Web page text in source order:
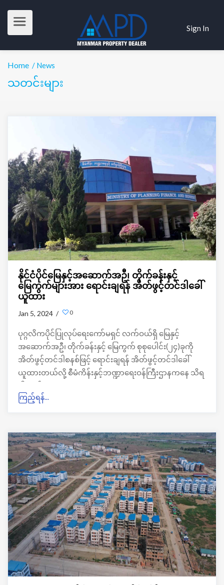
Sign In
Home / News
သတင်းများ
နိုင်ငံပိုင်မြေနှင့်အဆောက်အဦ၊ တိုက်ခန်းနှင့်
မြေကွက်များအား ရောင်းချရန် အိတ်ဖွင့်တင်ဒါခေါ်
ယူထား
Jan 5, 2024 / 0
ပုဂ္ဂလိကပိုင်ပြုလုပ်ရေးကော်မရှင် လက်ဝယ်ရှိ မြေနှင့်
အဆောက်အဦ၊ တိုက်ခန်းနှင့် မြေကွက် စုစုပေါင်း(၂၄)ခုကို
အိတ်ဖွင့်တင်ဒါစနစ်ဖြင့် ရောင်းချရန် အိတ်ဖွင့်တင်ဒါခေါ်
ယူထားတယ်လို့ စီမံကိန်းနှင့်ဘဏ္ဍာရေးဝန်ကြီးဌာနကနေ သိရ
ကြည့်ရန်...